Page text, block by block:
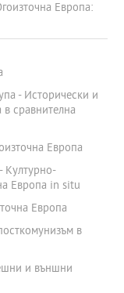
Европа:
- Исторически и
сравнителна
Европа
Културно-
Европа in situ
Европа
в
и външни